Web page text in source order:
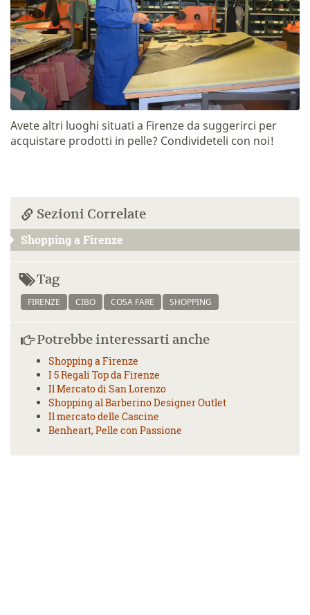
Avete altri luoghi situati a Firenze da suggerirci per
acquistare prodotti in pelle? Condivideteli con noi!
Sezioni Correlate
Shopping a Firenze
Tag
FIRENZE CIBO COSA FARE SHOPPING
Potrebbe interessarti anche
Shopping a Firenze
I 5 Regali Top da Firenze
Il Mercato di San Lorenzo
Shopping al Barberino Designer Outlet
Il mercato delle Cascine
Benheart, Pelle con Passione